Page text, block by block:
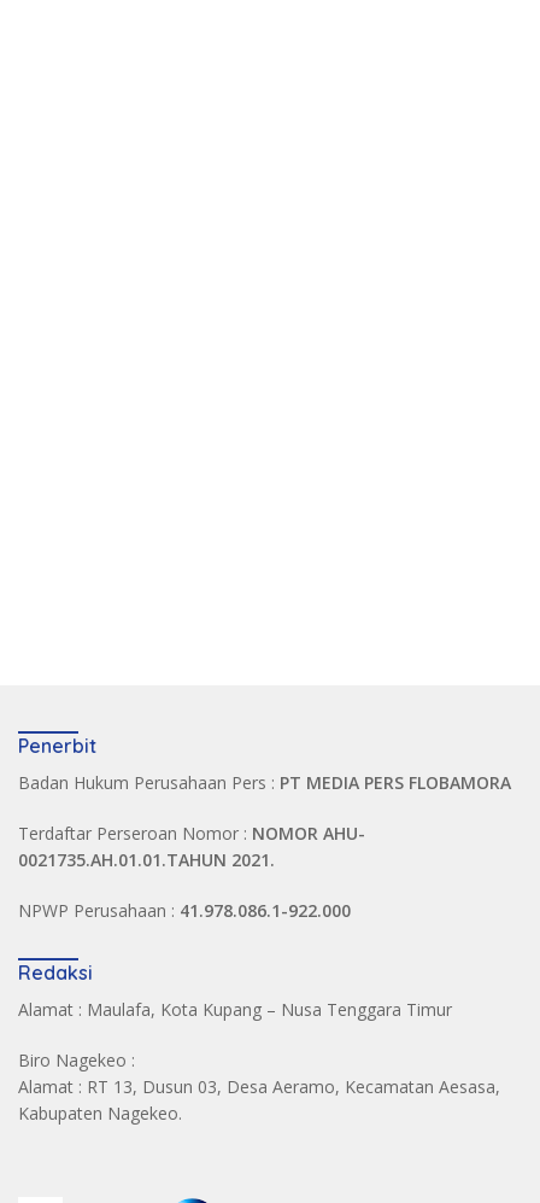
Penerbit
Badan Hukum Perusahaan Pers : PT MEDIA PERS FLOBAMORA
Terdaftar Perseroan Nomor : NOMOR AHU-
0021735.AH.01.01.TAHUN 2021.
NPWP Perusahaan : 41.978.086.1-922.000
Redaksi
Alamat : Maulafa, Kota Kupang – Nusa Tenggara Timur
Biro Nagekeo :
Alamat : RT 13, Dusun 03, Desa Aeramo, Kecamatan Aesasa,
Kabupaten Nagekeo.